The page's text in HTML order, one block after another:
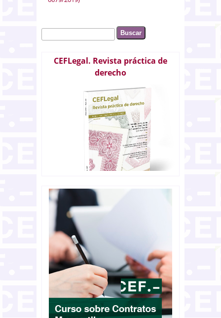
Formulario de búsqueda
Buscar
CEFLegal. Revista práctica de
derecho